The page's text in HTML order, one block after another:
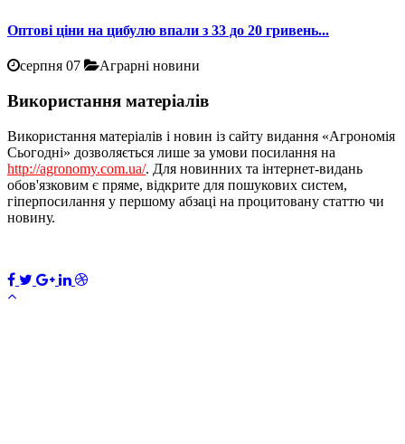
Оптові ціни на цибулю впали з 33 до 20 гривень...
серпня 07 Аграрні новини
Використання матеріалів
Використання матеріалів і новин із сайту видання «Агрономія
Сьогодні» дозволяється лише за умови посилання на
http://agronomy.com.ua/. Для новинних та інтернет-видань
обов'язковим є пряме, відкрите для пошукових систем,
гіперпосилання у першому абзаці на процитовану статтю чи
новину.